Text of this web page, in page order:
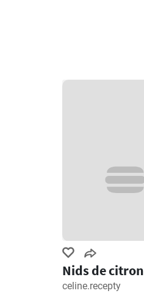
Nids de citron
celine.recepty